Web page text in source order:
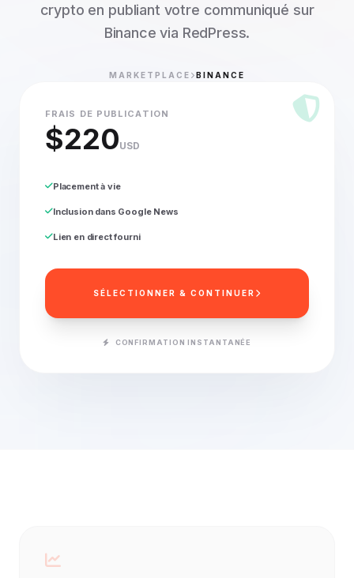
crypto en publiant votre communiqué sur
Binance via RedPress.
MARKETPLACE BINANCE
FRAIS DE PUBLICATION
$220USD
Placement à vie
Inclusion dans Google News
Lien en direct fourni
SÉLECTIONNER & CONTINUER
CONFIRMATION INSTANTANÉE